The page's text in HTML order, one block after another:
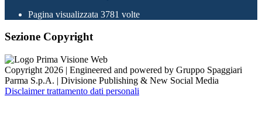
Pagina visualizzata 3781 volte
Sezione Copyright
Copyright 2026 | Engineered and powered by Gruppo Spaggiari
Parma S.p.A. | Divisione Publishing & New Social Media
Disclaimer trattamento dati personali